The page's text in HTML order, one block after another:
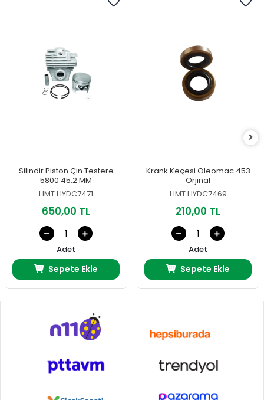
Silindir Piston Çin Testere
5800 45.2 MM
HMT.HYDC7471
650,00 TL
Adet
Sepete Ekle
Krank Keçesi Oleomac 453
Orjinal
HMT.HYDC7469
210,00 TL
Adet
Sepete Ekle